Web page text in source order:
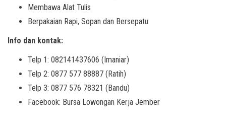
Membawa Alat Tulis
Berpakaian Rapi, Sopan dan Bersepatu
Info dan kontak:
Telp 1: 082141437606 (Imaniar)
Telp 2: 0877 577 88887 (Ratih)
Telp 3: 0877 576 78321 (Bandu)
Facebook: Bursa Lowongan Kerja Jember